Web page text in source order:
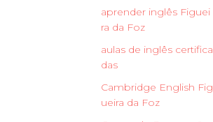
aprender inglês Figuei
ra da Foz
aulas de inglês certifica
das
Cambridge English Fig
ueira da Foz